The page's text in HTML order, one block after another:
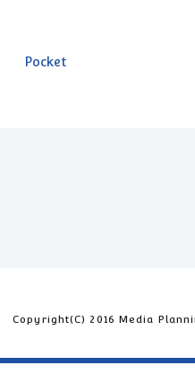
Pocket
Copyright(C) 2016 Media